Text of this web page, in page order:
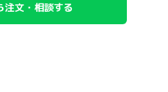
注文・相談する